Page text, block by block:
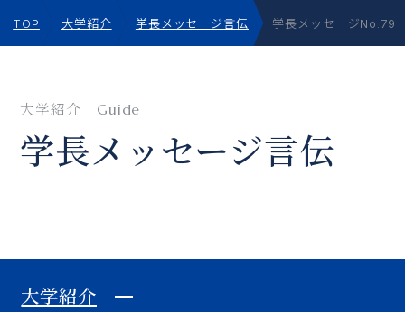
TOP 大学紹介 学長メッセージ言伝 学長メッセージNo.79
大学紹介 Guide
学⻑メッセージ⾔伝
大学紹介